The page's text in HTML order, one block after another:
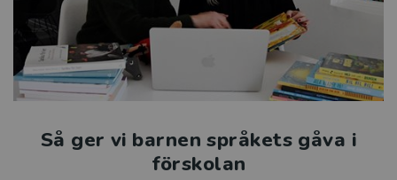
Så ger vi barnen språkets gåva i
förskolan